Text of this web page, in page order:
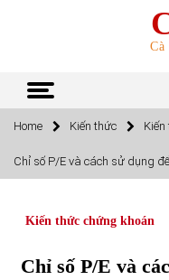
TOP
Top 10
Home Kiến thức
Chỉ số P/E và cách sử dụng
Kiến thức chứng khoán
Chỉ số P/E và